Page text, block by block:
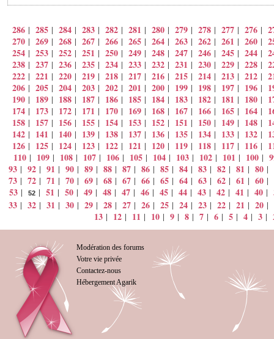
286 | 285 | 284 | 283 | 282 | 281 | 280 | 279 | 278 | 277 | 276 |
270 | 269 | 268 | 267 | 266 | 265 | 264 | 263 | 262 | 261 | 260 |
254 | 253 | 252 | 251 | 250 | 249 | 248 | 247 | 246 | 245 | 244 |
238 | 237 | 236 | 235 | 234 | 233 | 232 | 231 | 230 | 229 | 228 |
222 | 221 | 220 | 219 | 218 | 217 | 216 | 215 | 214 | 213 | 212 |
206 | 205 | 204 | 203 | 202 | 201 | 200 | 199 | 198 | 197 | 196 |
190 | 189 | 188 | 187 | 186 | 185 | 184 | 183 | 182 | 181 | 180 |
174 | 173 | 172 | 171 | 170 | 169 | 168 | 167 | 166 | 165 | 164 |
158 | 157 | 156 | 155 | 154 | 153 | 152 | 151 | 150 | 149 | 148 |
142 | 141 | 140 | 139 | 138 | 137 | 136 | 135 | 134 | 133 | 132 |
126 | 125 | 124 | 123 | 122 | 121 | 120 | 119 | 118 | 117 | 116 |
110 | 109 | 108 | 107 | 106 | 105 | 104 | 103 | 102 | 101 | 100 |
93 | 92 | 91 | 90 | 89 | 88 | 87 | 86 | 85 | 84 | 83 | 82 | 81 | 80 |
73 | 72 | 71 | 70 | 69 | 68 | 67 | 66 | 65 | 64 | 63 | 62 | 61 | 60 |
53 | 52 | 51 | 50 | 49 | 48 | 47 | 46 | 45 | 44 | 43 | 42 | 41 | 40 |
33 | 32 | 31 | 30 | 29 | 28 | 27 | 26 | 25 | 24 | 23 | 22 | 21 | 20 |
13 | 12 | 11 | 10 | 9 | 8 | 7 | 6 | 5 | 4 | 3 |
Modération des forums
Votre vie privée
Contactez-nous
Hébergement Agarik